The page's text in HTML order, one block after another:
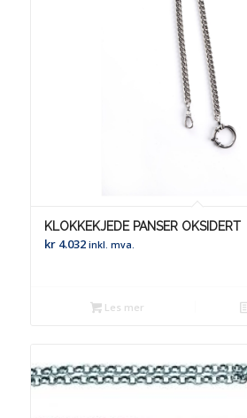
KLOKKEKJEDE PANSER OKSIDERT
kr4.032 inkl. mva.
Les mer